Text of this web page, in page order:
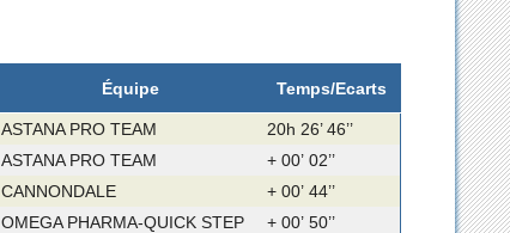
Équipe Temps/Ecarts
ASTANA PRO TEAM
20h 26’ 46’’
ASTANA PRO TEAM
+ 00’ 02’’
CANNONDALE
+ 00’ 44’’
OMEGA PHARMA-QUICK STEP
+ 00’ 50’’